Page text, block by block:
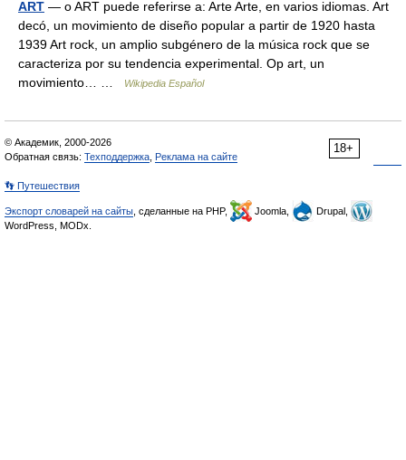
ART — o ART puede referirse a: Arte Arte, en varios idiomas. Art
decó, un movimiento de diseño popular a partir de 1920 hasta
1939 Art rock, un amplio subgénero de la música rock que se
caracteriza por su tendencia experimental. Op art, un
movimiento… …
Wikipedia Español
18+
© Академик, 2000-2026
Обратная связь: Техподдержка Реклама на сайте
👣 Путешествия
Экспорт словарей на сайты , сделанные на PHP, Joomla,
Drupal,
WordPress, MODx.